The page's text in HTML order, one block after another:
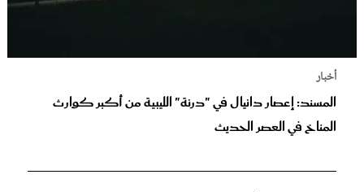
أخبار
المسند: إعصار دانيال في "درنة" الليبية من أكبر كوارث
المناخ في العصر الحديث